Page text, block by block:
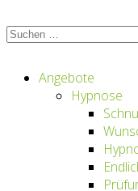
Suchen
Angebote
Hypnose